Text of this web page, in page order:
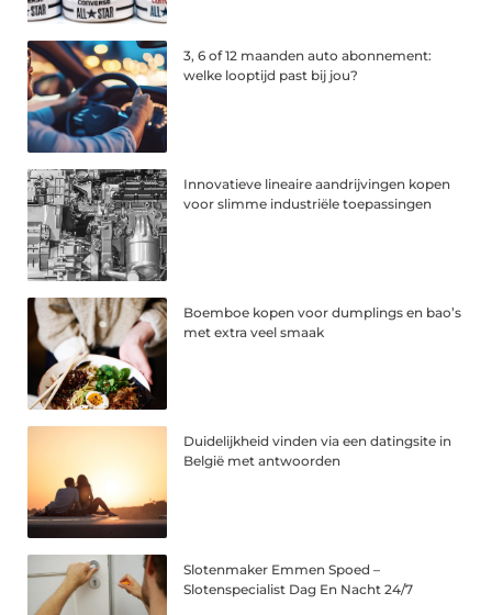
3, 6 of 12 maanden auto abonnement:
welke looptijd past bij jou?
Innovatieve lineaire aandrijvingen kopen
voor slimme industriële toepassingen
Boemboe kopen voor dumplings en bao’s
met extra veel smaak
Duidelijkheid vinden via een datingsite in
België met antwoorden
Slotenmaker Emmen Spoed –
Slotenspecialist Dag En Nacht 24/7